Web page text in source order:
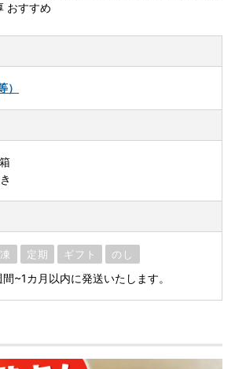
おすすめ
）
定期 ギフト のし
~1カ月以内に発送いたします。